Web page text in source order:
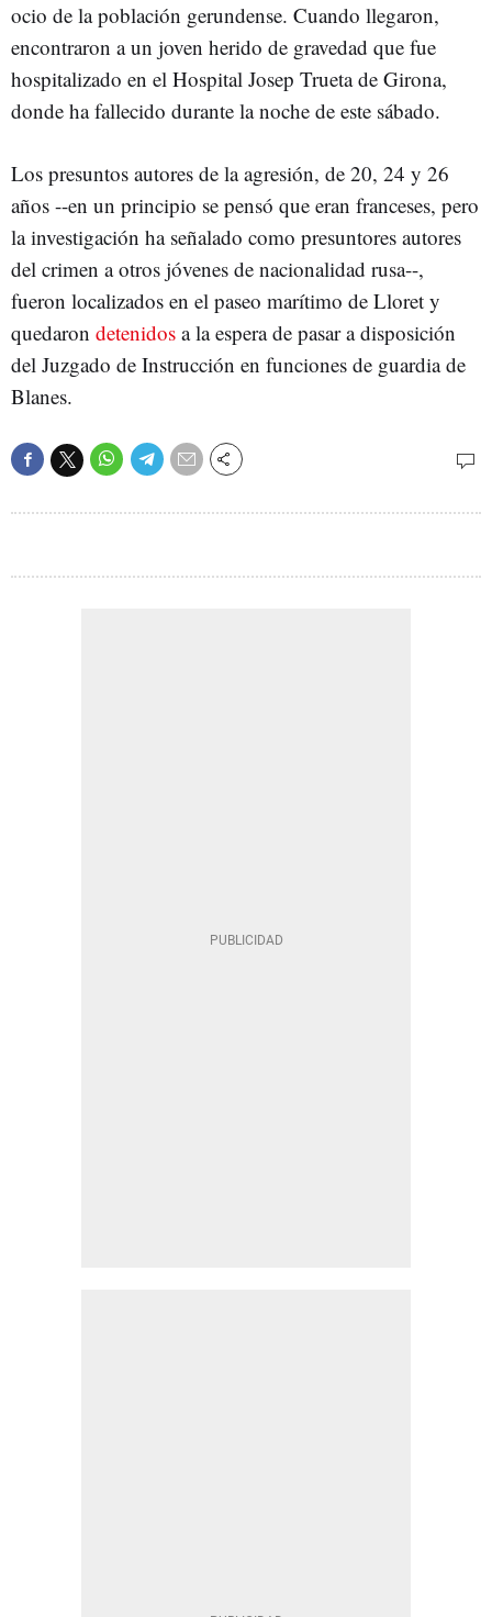
ocio de la población gerundense. Cuando llegaron,
encontraron a un joven herido de gravedad que fue
hospitalizado en el Hospital Josep Trueta de Girona,
donde ha fallecido durante la noche de este sábado.
Los presuntos autores de la agresión, de 20, 24 y 26
años --en un principio se pensó que eran franceses, pero
la investigación ha señalado como presuntores autores
del crimen a otros jóvenes de nacionalidad rusa--,
fueron localizados en el paseo marítimo de Lloret y
quedaron detenidos a la espera de pasar a disposición
del Juzgado de Instrucción en funciones de guardia de
Blanes.